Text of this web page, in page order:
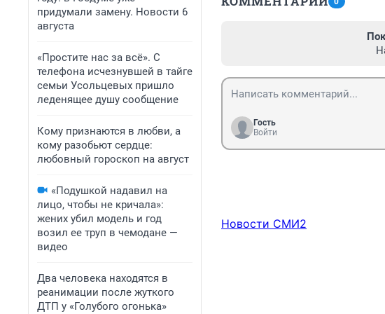
придумали замену. Новости 6
августа
«Простите нас за всё». С
телефона исчезнувшей в тайге
семьи Усольцевых пришло
леденящее душу сообщение
Кому признаются в любви, а
кому разобьют сердце:
любовный гороскоп на август
«Подушкой надавил на
лицо, чтобы не кричала»:
жених убил модель и год
возил ее труп в чемодане —
видео
Два человека находятся в
реанимации после жуткого
ДТП у «Голубого огонька»
Гость
Войти
Новости СМИ2